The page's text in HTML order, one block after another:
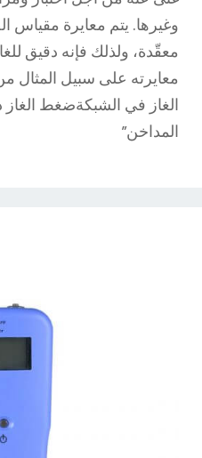
وغيرها. يتم معايرة مقياس
معقّدة، ولذلك فإنه دقيق
معايرته على سبيل
الغاز في الشبكة ضغط الغاز
المداخن”